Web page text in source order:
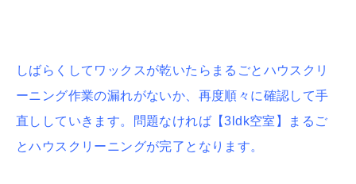
しばらくしてワックスが乾いたらまるごとハウスクリ
ーニング作業の漏れがないか、再度順々に確認して手
直ししていきます。問題なければ【3ldk空室】まるご
とハウスクリーニングが完了となります。